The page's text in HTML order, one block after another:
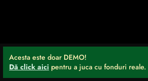
Acesta este doar DEMO!
Dă click aici pentru a juca cu fonduri reale.